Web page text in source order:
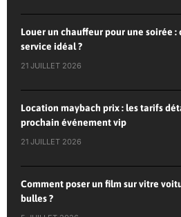
Louer un chauffeur pour une soirée
service idéal ?
21 JUILLET 2026
Location maybach prix : les tarifs
prochain événement vip
21 JUILLET 2026
Comment poser un film sur vitre
bulles ?